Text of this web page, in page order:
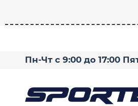
Пн-Чт с 9:00 до 17:00